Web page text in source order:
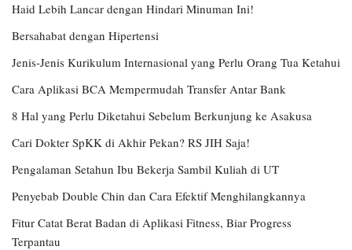
Haid Lebih Lancar dengan Hindari Minuman Ini!
Bersahabat dengan Hipertensi
Jenis-Jenis Kurikulum Internasional yang Perlu Orang Tua Ketahui
Cara Aplikasi BCA Mempermudah Transfer Antar Bank
8 Hal yang Perlu Diketahui Sebelum Berkunjung ke Asakusa
Cari Dokter SpKK di Akhir Pekan? RS JIH Saja!
Pengalaman Setahun Ibu Bekerja Sambil Kuliah di UT
Penyebab Double Chin dan Cara Efektif Menghilangkannya
Fitur Catat Berat Badan di Aplikasi Fitness, Biar Progress
Terpantau